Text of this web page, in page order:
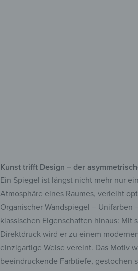
Kunst trifft Design – der
Ein Spiegel ist längst nicht mehr nur
Atmosphäre eines Raumes, verleiht
Organischer Wandspiegel – Unifarben
klassischen Eigenschaften hinaus: Mit
Direktdruck wird er zu einem
einzigartige Weise vereint. Das Motiv
beeindruckende Farbtiefe, gestochen